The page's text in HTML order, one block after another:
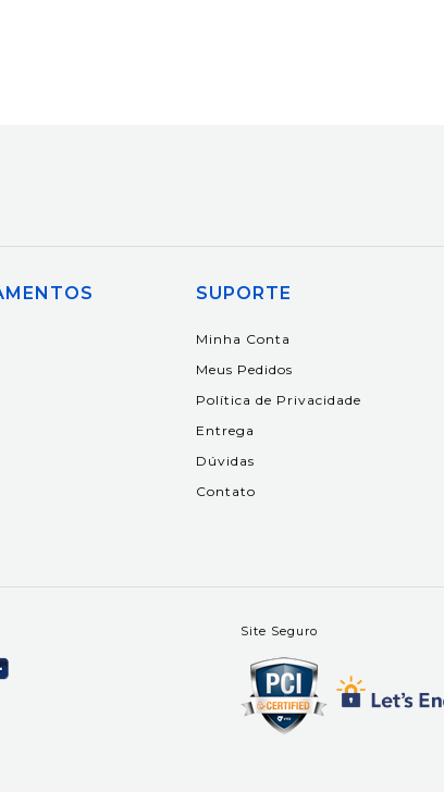
SUPORTE
Minha Conta
Meus Pedidos
Política de Privacidade
Entrega
Dúvidas
Contato
Site Seguro